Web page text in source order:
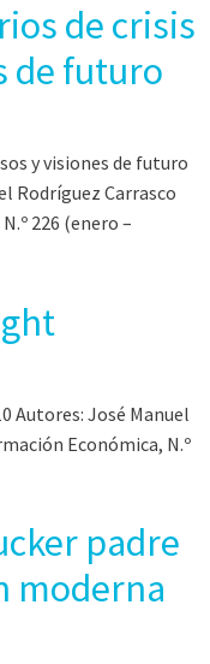
de crisis
de futuro
y visiones de futuro
Rodríguez Carrasco
226 (enero –
Autores: José Manuel
Económica, N.º
padre
moderna